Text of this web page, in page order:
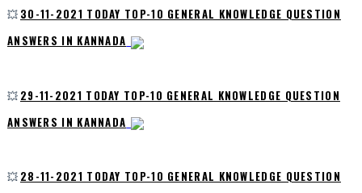
💥 30-11-2021 TODAY TOP-10 GENERAL KNOWLEDGE QUESTION
ANSWERS IN KANNADA
💥 29-11-2021 TODAY TOP-10 GENERAL KNOWLEDGE QUESTION
ANSWERS IN KANNADA
💥 28-11-2021 TODAY TOP-10 GENERAL KNOWLEDGE QUESTION